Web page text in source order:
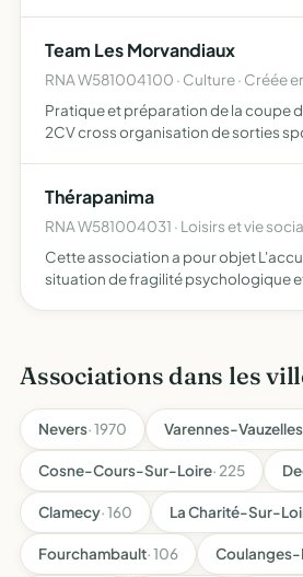
Team Les Morvandiaux
RNA W581004100 · Culture · Créée
Pratique et préparation de la coupe
2CV cross organisation de sorties
Thérapanima
RNA W581004031 · Loisirs et vie
Cette association a pour objet
situation de fragilité psychologique
Associations dans les
Nevers· 1970 Varennes-Vauzelles
Cosne-Cours-Sur-Loire· 225
Clamecy· 160 La Charité-Sur-
Fourchambault· 106